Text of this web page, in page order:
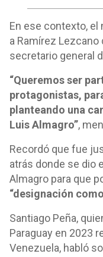
En ese contexto, el
a Ramírez
secretario general
“Queremos ser
protagonistas,
planteando una
Luis Almagro”,
Recordó que fue
atrás donde se dio
Almagro para que
“designación
Santiago Peña,
Paraguay en 2023
Venezuela, habló